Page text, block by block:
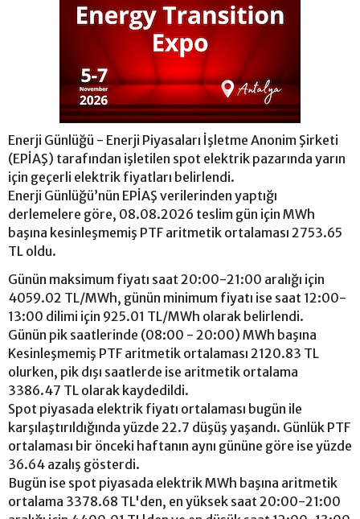
Enerji Günlüğü - Enerji Piyasaları İşletme Anonim Şirketi
(EPİAŞ) tarafından işletilen spot elektrik pazarında yarın
için geçerli elektrik fiyatları belirlendi.
Enerji Günlüğü’nün EPİAŞ verilerinden yaptığı
derlemelere göre, 08.08.2026 teslim gün için MWh
başına kesinleşmemiş PTF aritmetik ortalaması 2753.65
TL oldu.
Günün maksimum fiyatı saat 20:00-21:00 aralığı için
4059.02 TL/MWh, günün minimum fiyatı ise saat 12:00-
13:00 dilimi için 925.01 TL/MWh olarak belirlendi.
Günün pik saatlerinde (08:00 - 20:00) MWh başına
Kesinleşmemiş PTF aritmetik ortalaması 2120.83 TL
olurken, pik dışı saatlerde ise aritmetik ortalama
3386.47 TL olarak kaydedildi.
Spot piyasada elektrik fiyatı ortalaması bugün ile
karşılaştırıldığında yüzde 22.7 düşüş yaşandı. Günlük PTF
ortalaması bir önceki haftanın aynı gününe göre ise yüzde
36.64 azalış gösterdi.
Bugün ise spot piyasada elektrik MWh başına aritmetik
ortalama 3378.68 TL'den, en yüksek saat 20:00-21:00